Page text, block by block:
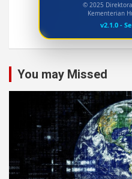
© 2025
Kementerian
v2.1.0 -
You may Missed